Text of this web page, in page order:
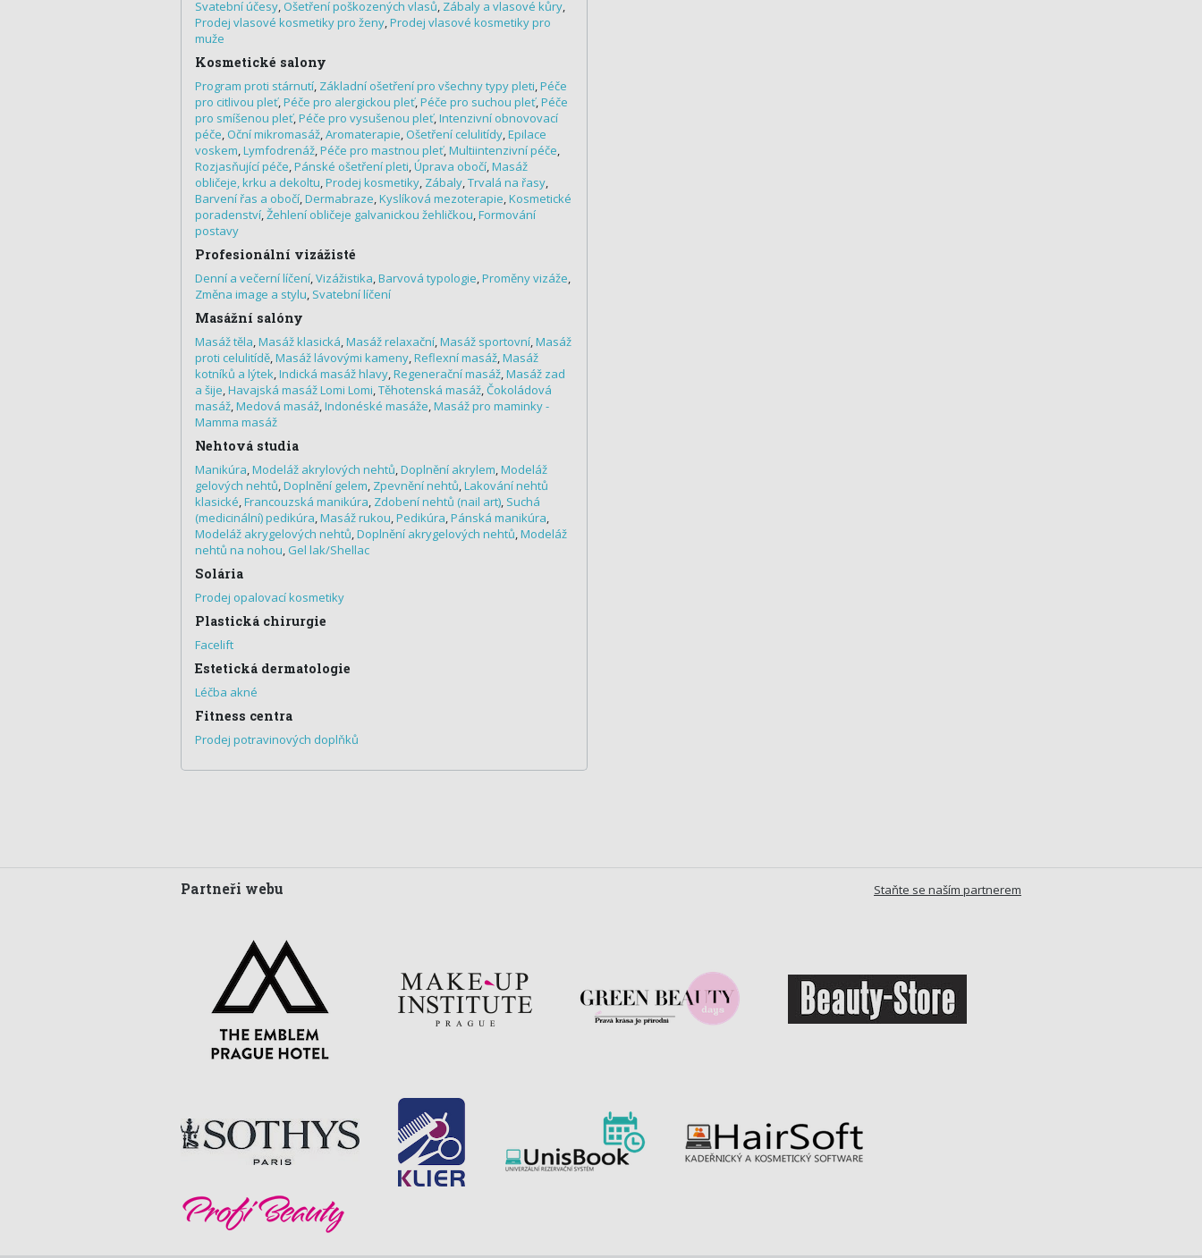
Svatební účesy, Ošetření poškozených vlasů, Zábaly a vlasové kůry,
Prodej vlasové kosmetiky pro ženy,Prodej vlasové kosmetiky pro
muže
Kosmetické salony
Program proti stárnutí, Základní ošetření pro všechny typy pleti,Péče
pro citlivou pleť,Péče pro alergickou pleť,Péče pro suchou pleť,Péče
pro smíšenou pleť,Péče pro vysušenou pleť,Intenzivní obnovovací
péče, Oční mikromasáž,Aromaterapie, Ošetření celulitídy,Epilace
voskem,Lymfodrenáž,Péče pro mastnou pleť,Multiintenzivní péče,
Rozjasňující péče,Pánské ošetření pleti,Úprava obočí,Masáž
obličeje, krku a dekoltu,Prodej kosmetiky, Zábaly,Trvalá na řasy,
Barvení řas a obočí,Dermabraze,Kyslíková mezoterapie,Kosmetické
poradenství,Žehlení obličeje galvanickou žehličkou,Formování
postavy
Profesionální vizážisté
Denní a večerní líčení,Vizážistika,Barvová typologie,Proměny vizáže,
Změna image a stylu, Svatební líčení
Masážní salóny
Masáž těla,Masáž klasická,Masáž relaxační,Masáž sportovní,Masáž
proti celulitídě,Masáž lávovými kameny,Reflexní masáž,Masáž
kotníků a lýtek,Indická masáž hlavy,Regenerační masáž,Masáž zad
a šije,Havajská masáž Lomi Lomi,Těhotenská masáž,Čokoládová
masáž,Medová masáž,Indonéské masáže,Masáž pro maminky -
Mamma masáž
Nehtová studia
Manikúra,Modeláž akrylových nehtů,Doplnění akrylem,Modeláž
gelových nehtů,Doplnění gelem, Zpevnění nehtů,Lakování nehtů
klasické,Francouzská manikúra, Zdobení nehtů (nail art), Suchá
(medicinální) pedikúra,Masáž rukou,Pedikúra,Pánská manikúra,
Modeláž akrygelových nehtů,Doplnění akrygelových nehtů,Modeláž
nehtů na nohou, Gel lak/Shellac
Solária
Prodej opalovací kosmetiky
Plastická chirurgie
Facelift
Estetická dermatologie
Léčba akné
Fitness centra
Prodej potravinových doplňků
Staňte se naším partnerem
Partneři webu